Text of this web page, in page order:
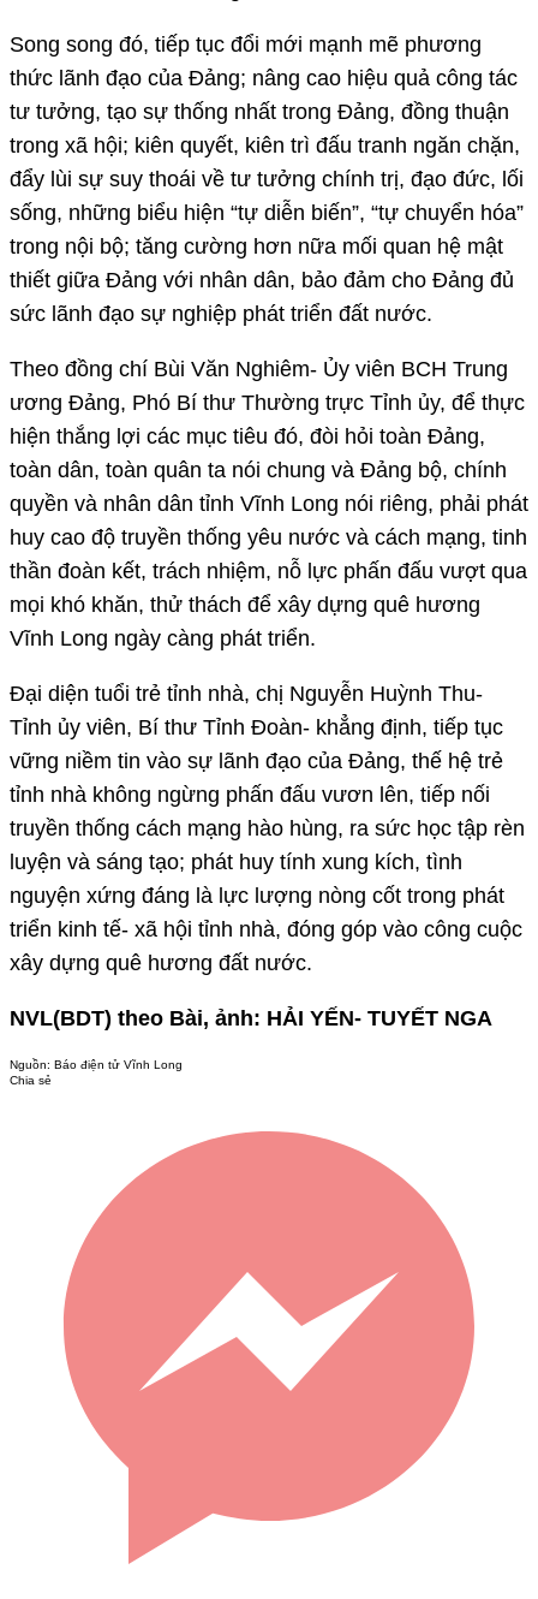
Song song đó, tiếp tục đổi mới mạnh mẽ phương
thức lãnh đạo của Đảng; nâng cao hiệu quả công tác
tư tưởng, tạo sự thống nhất trong Đảng, đồng thuận
trong xã hội; kiên quyết, kiên trì đấu tranh ngăn chặn,
đẩy lùi sự suy thoái về tư tưởng chính trị, đạo đức, lối
sống, những biểu hiện “tự diễn biến”, “tự chuyển hóa”
trong nội bộ; tăng cường hơn nữa mối quan hệ mật
thiết giữa Đảng với nhân dân, bảo đảm cho Đảng đủ
sức lãnh đạo sự nghiệp phát triển đất nước.
Theo đồng chí Bùi Văn Nghiêm- Ủy viên BCH Trung
ương Đảng, Phó Bí thư Thường trực Tỉnh ủy, để thực
hiện thắng lợi các mục tiêu đó, đòi hỏi toàn Đảng,
toàn dân, toàn quân ta nói chung và Đảng bộ, chính
quyền và nhân dân tỉnh Vĩnh Long nói riêng, phải phát
huy cao độ truyền thống yêu nước và cách mạng, tinh
thần đoàn kết, trách nhiệm, nỗ lực phấn đấu vượt qua
mọi khó khăn, thử thách để xây dựng quê hương
Vĩnh Long ngày càng phát triển.
Đại diện tuổi trẻ tỉnh nhà, chị Nguyễn Huỳnh Thu-
Tỉnh ủy viên, Bí thư Tỉnh Đoàn- khẳng định, tiếp tục
vững niềm tin vào sự lãnh đạo của Đảng, thế hệ trẻ
tỉnh nhà không ngừng phấn đấu vươn lên, tiếp nối
truyền thống cách mạng hào hùng, ra sức học tập rèn
luyện và sáng tạo; phát huy tính xung kích, tình
nguyện xứng đáng là lực lượng nòng cốt trong phát
triển kinh tế- xã hội tỉnh nhà, đóng góp vào công cuộc
xây dựng quê hương đất nước.
NVL(BDT) theo Bài, ảnh: HẢI YẾN- TUYẾT NGA
Nguồn: Báo điện tử Vĩnh Long
Chia sẻ